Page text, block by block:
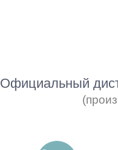
Официальный